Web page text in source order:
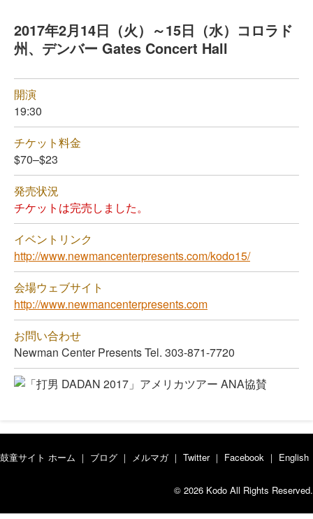
2017年2月14日（火）～15日（水）コロラド
州、デンバー Gates Concert Hall
開演
19:30
チケット料金
$70–$23
発売状況
チケットは完売しました。
イベントリンク
http://www.newmancenterpresents.com/kodo15/
会場ウェブサイト
http://www.newmancenterpresents.com
お問い合わせ
Newman Center Presents Tel. 303-871-7720
鼓童サイト ホーム ｜ ブログ ｜ メルマガ｜ Twitter｜ Facebook ｜ English
© 2026 Kodo All Rights Reserved.